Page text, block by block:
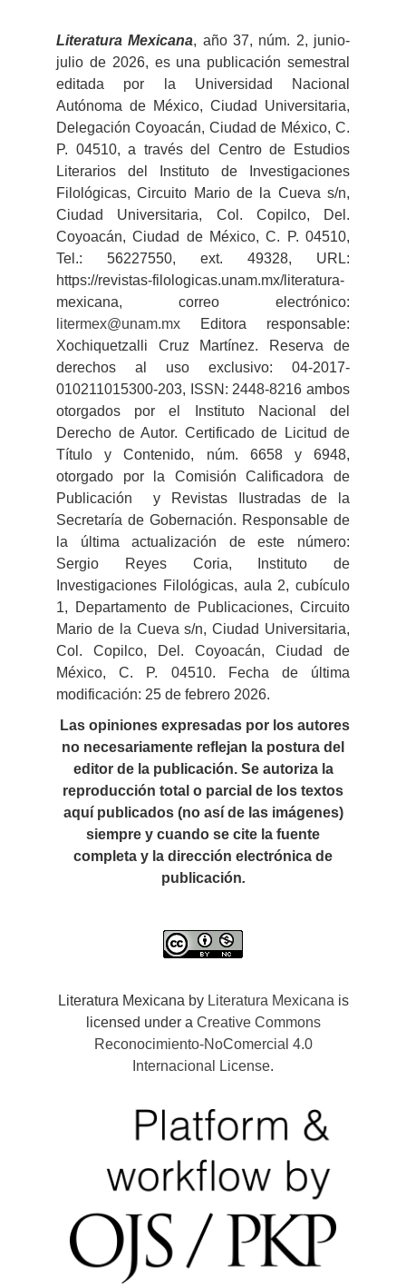
Literatura Mexicana, año 37, núm. 2, junio-
julio de 2026, es una publicación semestral
editada por la Universidad Nacional
Autónoma de México, Ciudad Universitaria,
Delegación Coyoacán, Ciudad de México, C.
P. 04510, a través del Centro de Estudios
Literarios del Instituto de Investigaciones
Filológicas, Circuito Mario de la Cueva s/n,
Ciudad Universitaria, Col. Copilco, Del.
Coyoacán, Ciudad de México, C. P. 04510,
Tel.: 56227550, ext. 49328, URL:
https://revistas-filologicas.unam.mx/literatura-
mexicana, correo electrónico:
litermex@unam.mx
Editora responsable:
Xochiquetzalli Cruz Martínez. Reserva de
derechos al uso exclusivo: 04-2017-
010211015300-203, ISSN: 2448-8216 ambos
otorgados por el Instituto Nacional del
Derecho de Autor. Certificado de Licitud de
Título y Contenido, núm. 6658 y 6948,
otorgado por la Comisión Calificadora de
Publicación y Revistas Ilustradas de la
Secretaría de Gobernación. Responsable de
la última actualización de este número:
Sergio Reyes Coria, Instituto de
Investigaciones Filológicas, aula 2, cubículo
1, Departamento de Publicaciones, Circuito
Mario de la Cueva s/n, Ciudad Universitaria,
Col. Copilco, Del. Coyoacán, Ciudad de
México, C. P. 04510. Fecha de última
modificación: 25 de febrero 2026.
Las opiniones expresadas por los autores
no necesariamente reflejan la postura del
editor de la publicación. Se autoriza la
reproducción total o parcial de los textos
aquí publicados (no así de las imágenes)
siempre y cuando se cite la fuente
completa y la dirección electrónica de
publicación.
Literatura Mexicana by Literatura Mexicana is
licensed under a Creative Commons
Reconocimiento-NoComercial 4.0
Internacional License.